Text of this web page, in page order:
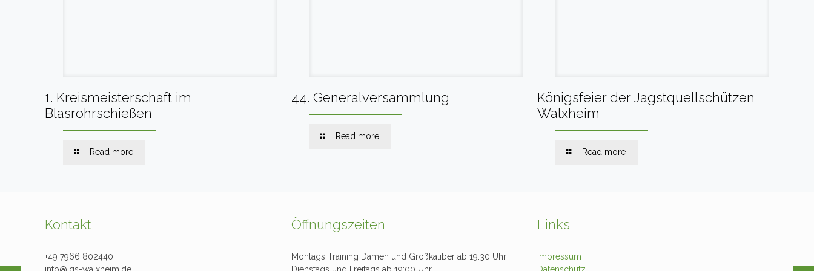
1. Kreismeisterschaft im
Blasrohrschießen
Read more
44. Generalversammlung
Read more
Königsfeier der Jagstquellschützen
Walxheim
Read more
Kontakt
+49 7966 802440
Öffnungszeiten
Montags Training Damen und Großkaliber ab 19:30 Uhr
Links
Impressum